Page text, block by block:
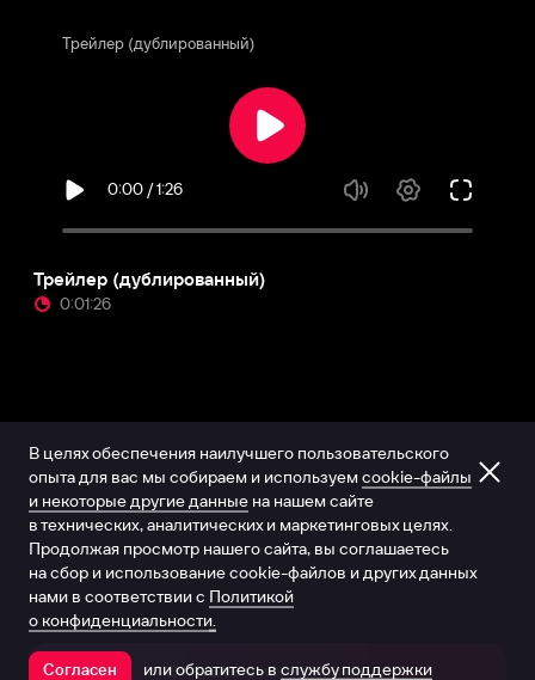
Трейлер (дублированный)
0:01:26
Открыть в приложении
В целях обеспечения наилучшего пользовательского
опыта для вас мы собираем и используем cookie-файлы
и некоторые другие данные на нашем сайте
в технических, аналитических и маркетинговых целях.
Продолжая просмотр нашего сайта, вы соглашаетесь
на сбор и использование cookie-файлов и других данных
нами в соответствии с Политикой
о конфиденциальности.
Согласен или обратитесь в службу поддержки